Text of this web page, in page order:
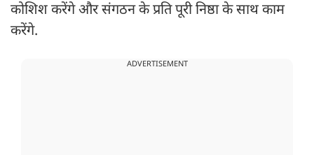
कोशिश करेंगे और संगठन के प्रति पूरी निष्ठा के साथ काम
करेंगे.
ADVERTISEMENT